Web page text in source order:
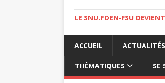
LE SNU.PDEN-FSU
ACCUEIL ACTUALITÉS
THÉMATIQUES SE